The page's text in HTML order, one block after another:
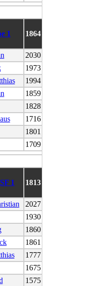
1 1864
2030
1973
1994
1859
1828
1716
1801
1709
1 1813
2027
1930
1860
1861
1777
1675
1575